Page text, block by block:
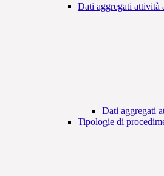
Dati aggregati attività
Dati aggregati
Tipologie di